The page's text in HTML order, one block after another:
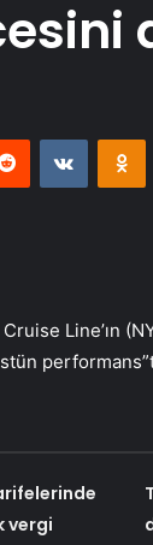
Reddit
Line’ın
vergi